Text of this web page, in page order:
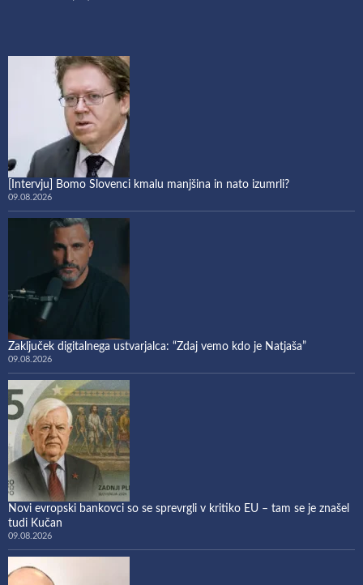
[Intervju] Bomo Slovenci kmalu manjšina in nato izumrli?
09.08.2026
Zaključek digitalnega ustvarjalca: “Zdaj vemo kdo je Natjaša”
09.08.2026
Novi evropski bankovci so se sprevrgli v kritiko EU – tam se je znašel
tudi Kučan
09.08.2026